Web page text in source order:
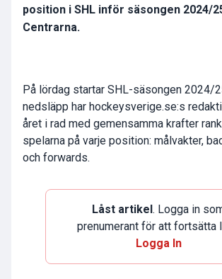
position i SHL inför säsongen 2024/
Centrarna.
På lördag startar SHL-säsongen 2024/
nedsläpp har hockeysverige.se:s
året i rad med gemensamma krafter
spelarna på varje position: målvakter,
och forwards.
Låst artikel . Logga in
prenumerant för att fortsätta
Logga In